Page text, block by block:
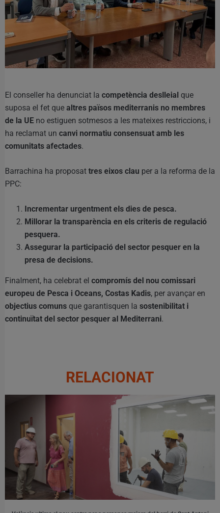
El conseller ha denunciat la competència deslleial que
suposa el fet que altres països mediterranis no membres
de la UE no estiguen sotmesos a les mateixes restriccions, i
ha reclamat un canvi normatiu consensuat amb les
comunitats afectades.
Barrachina ha proposat tres eixos clau per a la reforma de la
PPC:
Incrementar urgentment els dies de pesca.
Millorar la transparència en els criteris de regulació
pesquera.
Assegurar la participació del sector pesquer en la
presa de decisions.
Finalment, ha celebrat el compromís del nou comissari
europeu de Pesca i Oceans, Costas Kadis, per avançar en
objectius comuns que garantisquen la sostenibilitat i
continuïtat del sector pesquer al Mediterrani.
RELACIONAT